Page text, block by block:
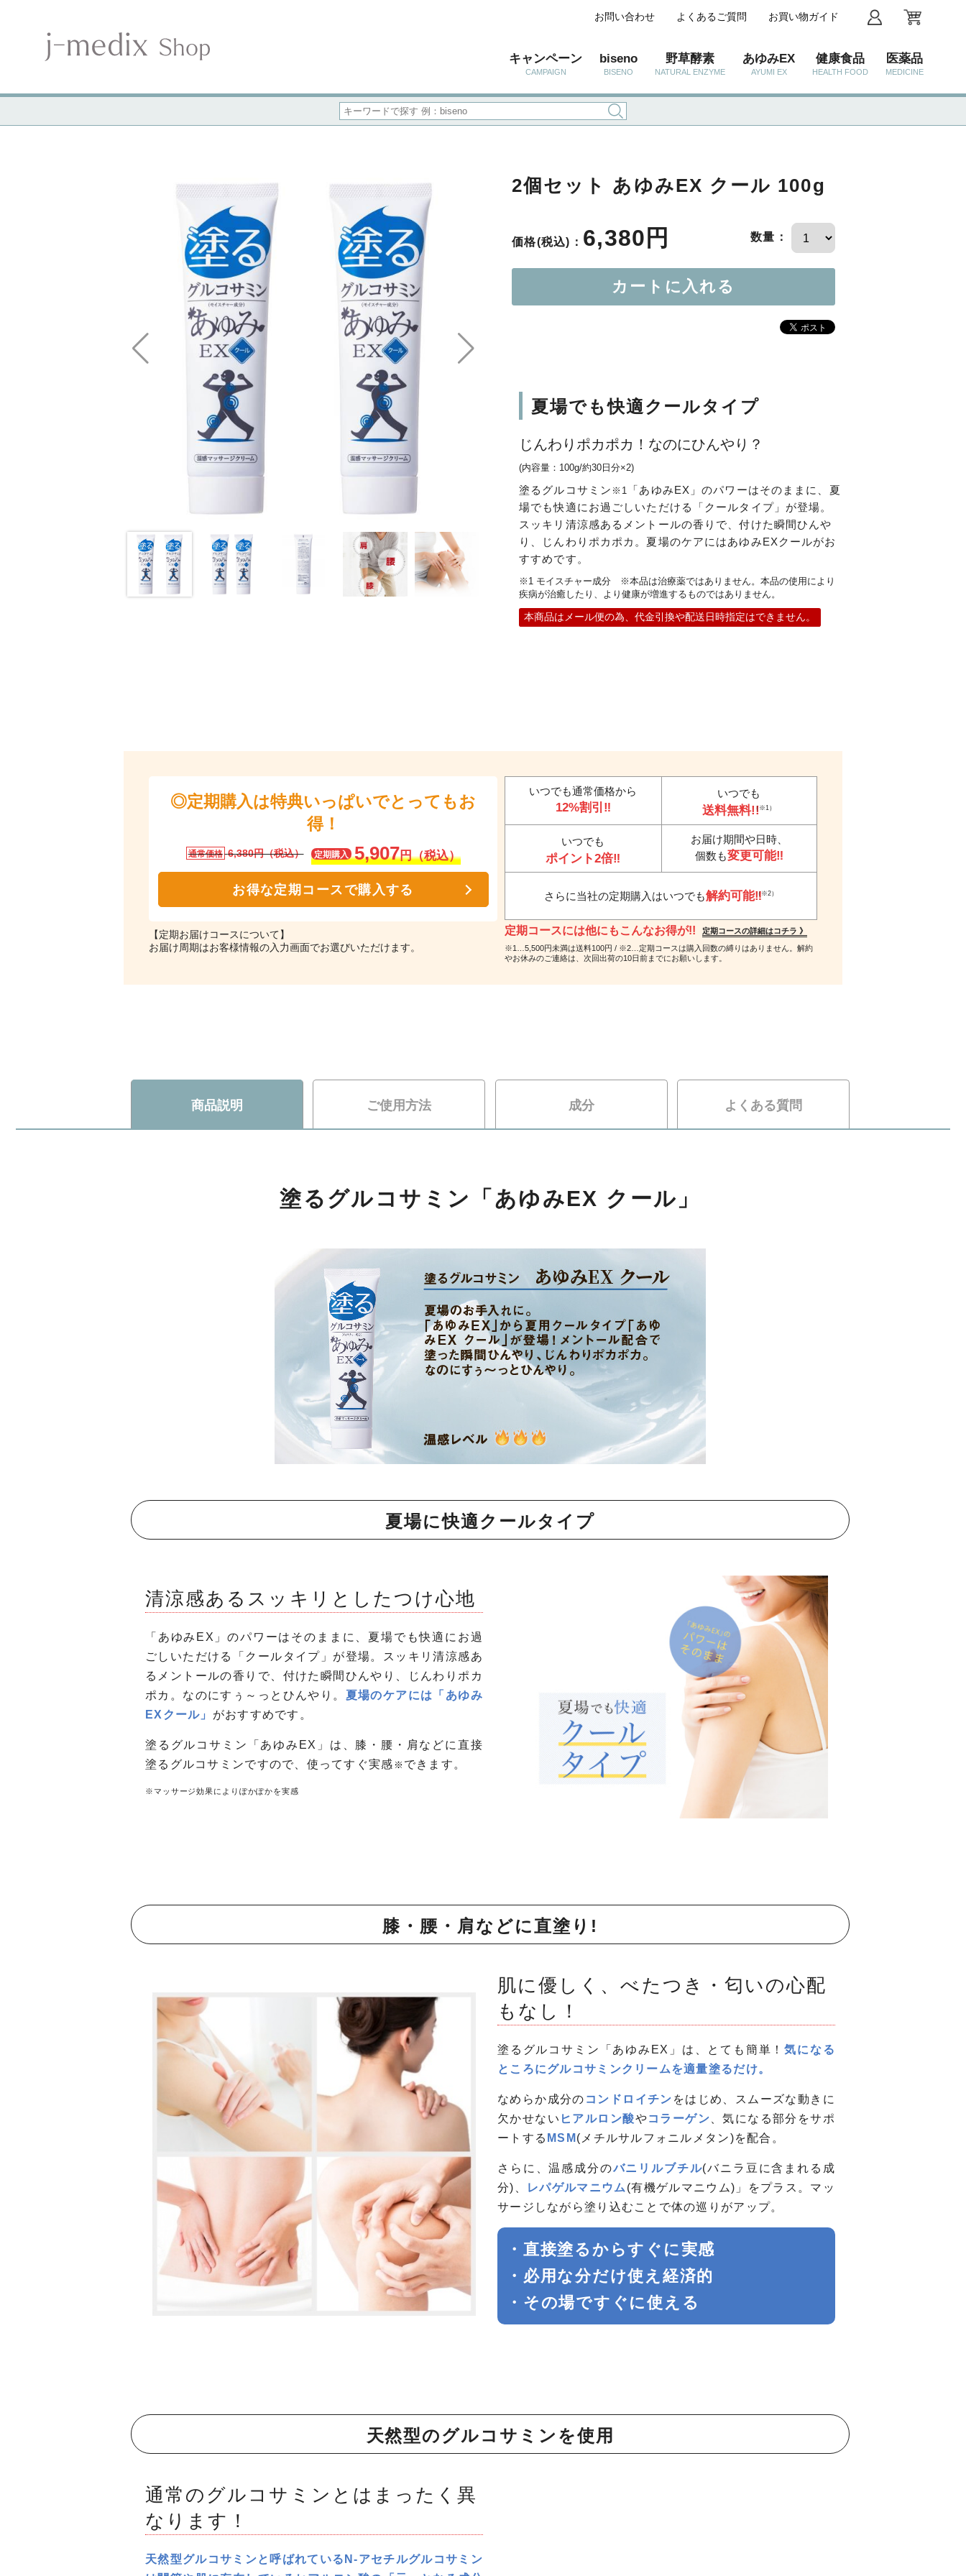
キャンペーン
CAMPAIGN
biseno
BISENO
野草酵素
NATURAL ENZYME
あゆみEX
AYUMI EX
健康食品
HEALTH FOOD
医薬品
MEDICINE
お問い合わせ よくあるご質問 お買い物ガイド
2個セット あゆみEX クール 100g
価格(税込)： 6,380円 数量：
夏場でも快適クールタイプ
じんわりポカポカ！なのにひんやり？
(内容量：100g/約30日分×2)
塗るグルコサミン ※1
「あゆみEX」のパワーはそのままに、夏
場でも快適にお過ごしいただける「クールタイプ」が登場。
スッキリ清涼感あるメントールの香りで、付けた瞬間ひんや
り、じんわりポカポカ。夏場のケアにはあゆみEXクールがお
すすめです。
※1 モイスチャー成分 ※本品は治療薬ではありません。本品の使用により
疾病が治癒したり、より健康が増進するものではありません。
本商品はメール便の為、代金引換や配送日時指定はできません。
◎定期購入は特典いっぱいでとってもお
得！
通常価格 6,380円（税込） 定期購入 5,907円（税込）
お得な定期コースで購入する
【定期お届けコースについて】
お届け周期はお客様情報の入力画面でお選びいただけます。
いつでも通常価格から
12%割引‼
いつでも
送料無料!!（※1）
いつでも
ポイント2倍‼
お届け期間や日時、
個数も変更可能‼
さらに当社の定期購入はいつでも解約可能‼（※2）
定期コースには他にもこんなお得が!!
定期コースの詳細はコチラ 》
※1…5,500円未満は送料100円 / ※2…定期コースは購入回数の縛りはありません。解約
やお休みのご連絡は、次回出荷の10日前までにお願いします。
商品説明
塗るグルコサミン「あゆみEX クール」
夏場に快適クールタイプ
清涼感あるスッキリとしたつけ心地
「あゆみEX」のパワーはそのままに、夏場でも快適にお過
ごしいただける「クールタイプ」が登場。スッキリ清涼感あ
るメントールの香りで、付けた瞬間ひんやり、じんわりポカ
ポカ。なのにすぅ～っとひんやり。 夏場のケアには「あゆみ
EXクール」 がおすすめです。
塗るグルコサミン「あゆみEX」は、膝・腰・肩などに直接
塗るグルコサミンですので、使ってすぐ実感 ※ できます。
※マッサージ効果によりぽかぽかを実感
膝・腰・肩などに直塗り!
肌に優しく、べたつき・匂いの心配
もなし！
塗るグルコサミン「あゆみEX」は、とても簡単！気になる
ところにグルコサミンクリームを適量塗るだけ。
なめらか成分の コンドロイチン をはじめ、スムーズな動きに
欠かせない ヒアルロン酸やコラーゲン 、気になる部分をサポ
ートする MSM (メチルサルフォニルメタン)を配合。
さらに、温感成分のバニリルブチル(バニラ豆に含まれる成
分)、
レパゲルマニウム (有機ゲルマニウム)」をプラス。マッ
サージしながら塗り込むことで体の巡りがアップ。
・直接塗るからすぐに実感
・必用な分だけ使え経済的
・その場ですぐに使える
天然型のグルコサミンを使用
通常のグルコサミンとはまったく異
なります！
天然型グルコサミンと呼ばれているN-アセチルグルコサミン
ご使用方法 成分 よくある質問